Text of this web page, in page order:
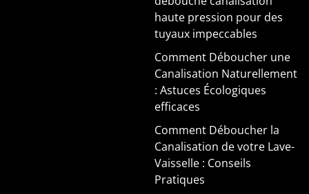
haute pression pour des
tuyaux impeccables
Comment Déboucher une
Canalisation Naturellement
: Astuces Écologiques
efficaces
Comment Déboucher la
Canalisation de votre Lave-
Vaisselle : Conseils
Pratiques